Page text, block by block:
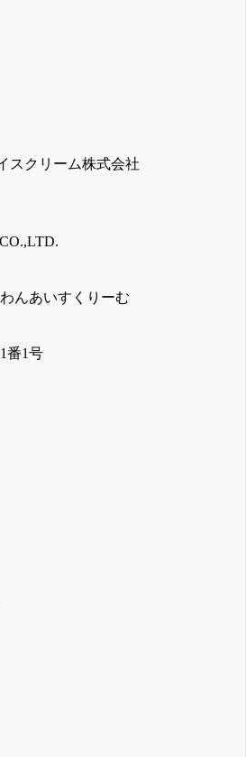
スクリーム株式会社
んあいすくりーむ
番1号